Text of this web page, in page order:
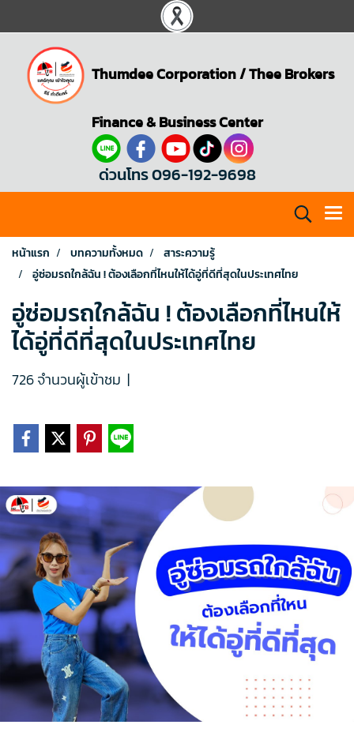
Thumdee Corporation/Thee Brokers
Finance & Business Center
ด่วนโทร 096-192-9698
หน้าแรก บทความทั้งหมด
สาระความรู้
อู่ซ่อมรถใกล้ฉัน ! ต้องเลือกที่ไหนให้ได้อู่ที่ดีที่สุดในประเทศไทย
อู่ซ่อมรถใกล้ฉัน ! ต้องเลือกที่ไหนให้
ได้อู่ที่ดีที่สุดในประเทศไทย
726 จำนวนผู้เข้าชม |